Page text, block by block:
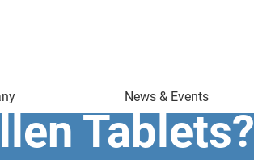
News & Events
Tablets?